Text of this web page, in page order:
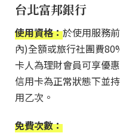
台北富邦銀行
使用資格：於使用服務
內)全額或旅行社團費
卡人為理財會員可享優
信用卡為正常狀態下並
用乙次。
免費次數：